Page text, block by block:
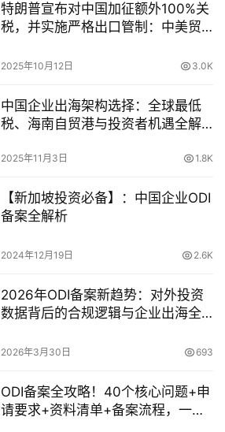
特朗普宣布对中国加征额外100%关
税，并实施严格出口管制：中美贸
2025年10月12日 3.0K
中国企业出海架构选择：全球最低
税、海南自贸港与投资者机遇全解
2025年11月3日 1.8K
【新加坡投资必备】：中国企业ODI
备案全解析
2024年12月19日 2.6K
2026年ODI备案新趋势：对外投资
数据背后的合规逻辑与企业出海全
2026年3月30日 693
ODI备案全攻略！40个核心问题+申
请要求+资料清单+备案流程，一篇